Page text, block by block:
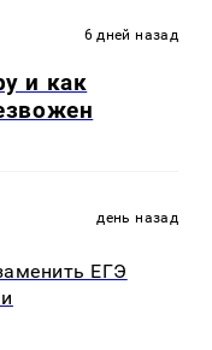
6 дней назад
и как
день назад
ЕГЭ